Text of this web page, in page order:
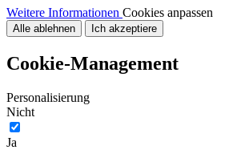
Weitere Informationen Cookies anpassen
Alle ablehnen Ich akzeptiere
Cookie-Management
Personalisierung
Nicht
Ja